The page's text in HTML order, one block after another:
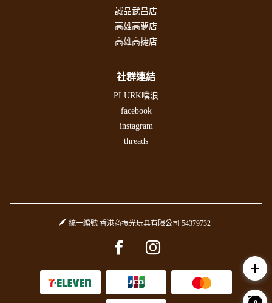
誠品武昌店
高雄高夢店
高雄高捷店
社群連結
PLURK噗浪
facebook
instagram
threads
統一編號 香港商振光玩具有限公司 54379732
Facebook pageInstagram page
add